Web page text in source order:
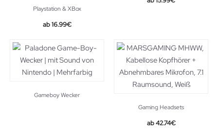
Playstation & XBox
Original
was:
16.99€Current
16.99€.
Gameboy Wecker
Gaming Headsets
42.74€